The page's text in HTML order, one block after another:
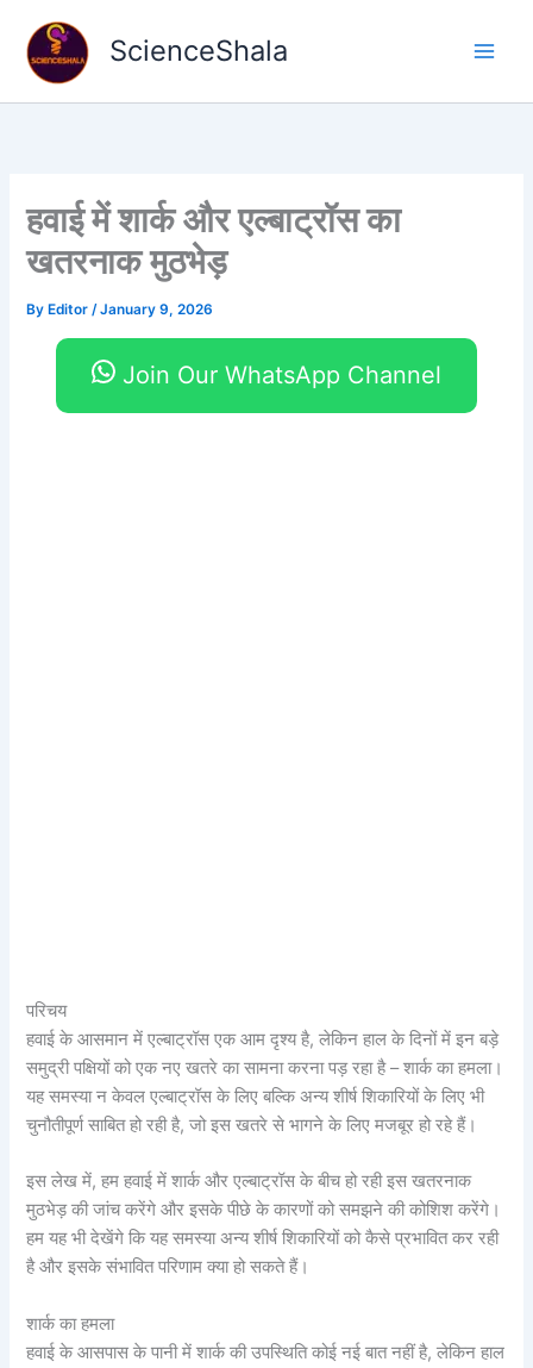
content
ScienceShala
हवाई में शार्क और एल्बाट्रॉस का
खतरनाक मुठभेड़
By Editor/January 9, 2026
Join Our WhatsApp Channel
परिचय
हवाई के आसमान में एल्बाट्रॉस एक आम दृश्य है, लेकिन हाल के दिनों में इन बड़े
समुद्री पक्षियों को एक नए खतरे का सामना करना पड़ रहा है – शार्क का हमला।
यह समस्या न केवल एल्बाट्रॉस के लिए बल्कि अन्य शीर्ष शिकारियों के लिए भी
चुनौतीपूर्ण साबित हो रही है, जो इस खतरे से भागने के लिए मजबूर हो रहे हैं।
इस लेख में, हम हवाई में शार्क और एल्बाट्रॉस के बीच हो रही इस खतरनाक
मुठभेड़ की जांच करेंगे और इसके पीछे के कारणों को समझने की कोशिश करेंगे।
हम यह भी देखेंगे कि यह समस्या अन्य शीर्ष शिकारियों को कैसे प्रभावित कर रही
है और इसके संभावित परिणाम क्या हो सकते हैं।
शार्क का हमला
हवाई के आसपास के पानी में शार्क की उपस्थिति कोई नई बात नहीं है, लेकिन हाल